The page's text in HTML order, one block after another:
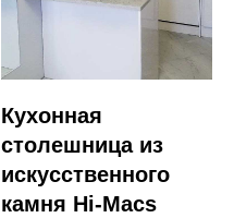
Кухонная
столешница из
искусственного
камня Hi-Macs